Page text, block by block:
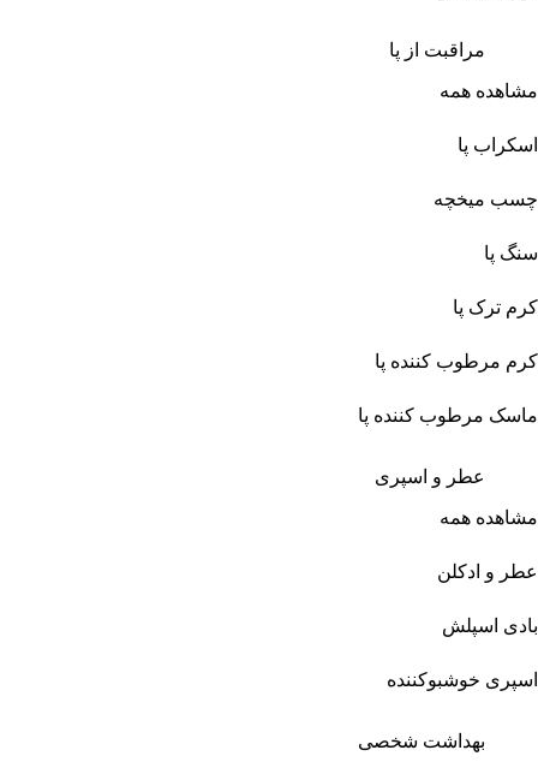
مراقبت از پا
مشاهده همه
اسکراب پا
چسب میخچه
سنگ پا
کرم ترک پا
کرم مرطوب کننده پا
ماسک مرطوب کننده پا
عطر و اسپری
مشاهده همه
عطر و ادکلن
بادی اسپلش
اسپری خوشبوکننده
بهداشت شخصی